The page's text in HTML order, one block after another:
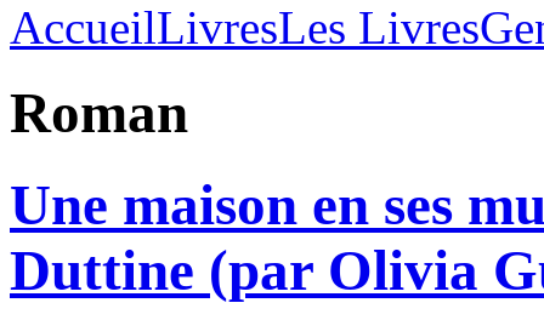
AccueilLivresLes Livres
Roman
Une maison en ses
Duttine (par Olivia